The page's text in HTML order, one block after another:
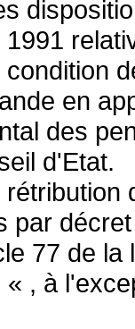
en
des
d'Etat.
par
77 de
, à